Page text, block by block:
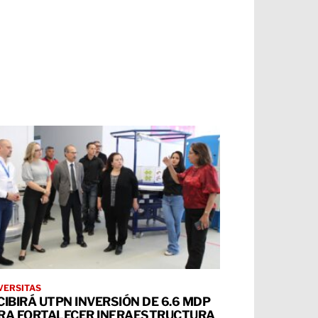
UTPN INVERSIÓN DE 6.6 MDP
FORTALECER INFRAESTRUCTURA